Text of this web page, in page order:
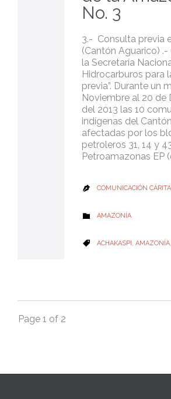
No. 3
3.- Consulta previa
(Cantón Aguarico)
la Secretaría
Hidrocarburos para
previa”. Durante un
Noviembre al 20 de
del 2013 las 10
indígenas del
afectadas por los
petroleros 31, 14 y
Petroamazonas EP
 COMUNICACIÓN
 CATEGORY
AMAZONÍA
 CATEGORY
ACHAKASPI, AMAZONÍA,
Page 1 of 2